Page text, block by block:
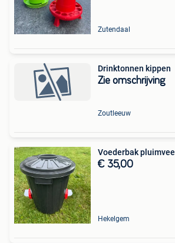
Zutendaal
Drinktonnen kippen
Zie omschrijving
Zoutleeuw
Voederbak pluimvee
€ 35,00
Hekelgem